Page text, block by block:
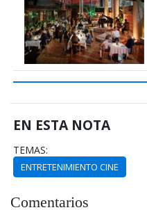
EN ESTA NOTA
TEMAS:
ENTRETENIMIENTO CINE
Comentarios